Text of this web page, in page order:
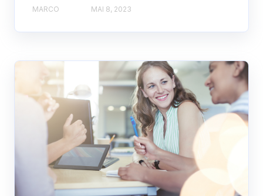
MARCO MAI 8, 2023